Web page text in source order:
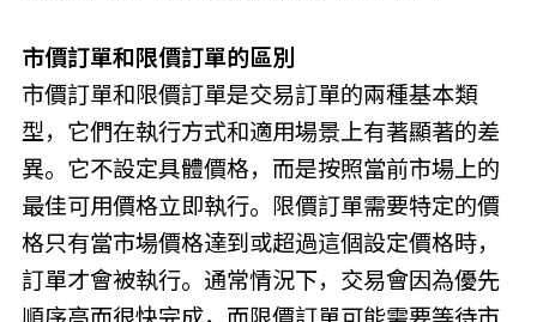
市價訂單和限價訂單的區別
市價訂單和限價訂單是交易訂單的兩種基本類
型，它們在執行方式和適用場景上有著顯著的差
異。它不設定具體價格，而是按照當前市場上的
最佳可用價格立即執行。限價訂單需要特定的價
格只有當市場價格達到或超過這個設定價格時，
訂單才會被執行。通常情況下，交易會因為優先